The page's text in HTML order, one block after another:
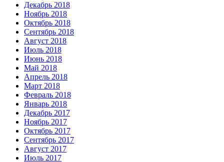
Декабрь 2018
Ноябрь 2018
Октябрь 2018
Сентябрь 2018
Август 2018
Июль 2018
Июнь 2018
Май 2018
Апрель 2018
Март 2018
Февраль 2018
Январь 2018
Декабрь 2017
Ноябрь 2017
Октябрь 2017
Сентябрь 2017
Август 2017
Июль 2017